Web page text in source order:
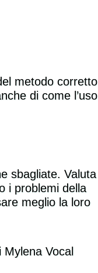
metodo corretto
di come l’uso
sbagliate. Valuta
i problemi della
meglio la loro
Vocal